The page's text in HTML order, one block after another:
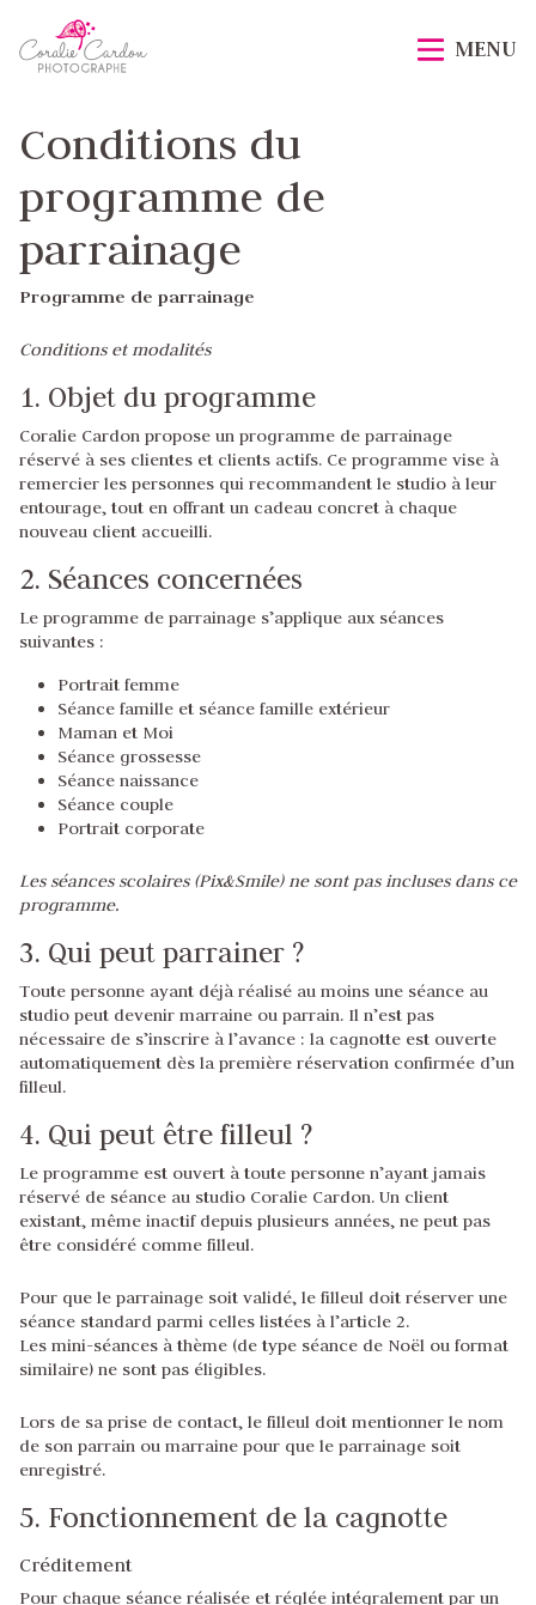
contenu
MENU
Conditions du
programme de
parrainage
Programme de parrainage
Conditions et modalités
1. Objet du programme
Coralie Cardon propose un programme de parrainage
réservé à ses clientes et clients actifs. Ce programme vise à
remercier les personnes qui recommandent le studio à leur
entourage, tout en offrant un cadeau concret à chaque
nouveau client accueilli.
2. Séances concernées
Le programme de parrainage s’applique aux séances
suivantes :
Portrait femme
Séance famille et séance famille extérieur
Maman et Moi
Séance grossesse
Séance naissance
Séance couple
Portrait corporate
Les séances scolaires (Pix&Smile) ne sont pas incluses dans ce
programme.
3. Qui peut parrainer ?
Toute personne ayant déjà réalisé au moins une séance au
studio peut devenir marraine ou parrain. Il n’est pas
nécessaire de s’inscrire à l’avance : la cagnotte est ouverte
automatiquement dès la première réservation confirmée d’un
filleul.
4. Qui peut être filleul ?
Le programme est ouvert à toute personne n’ayant jamais
réservé de séance au studio Coralie Cardon. Un client
existant, même inactif depuis plusieurs années, ne peut pas
être considéré comme filleul.
Pour que le parrainage soit validé, le filleul doit réserver une
séance standard parmi celles listées à l’article 2.
Les mini-séances à thème (de type séance de Noël ou format
similaire) ne sont pas éligibles.
Lors de sa prise de contact, le filleul doit mentionner le nom
de son parrain ou marraine pour que le parrainage soit
enregistré.
5. Fonctionnement de la cagnotte
Créditement
Pour chaque séance réalisée et réglée intégralement par un